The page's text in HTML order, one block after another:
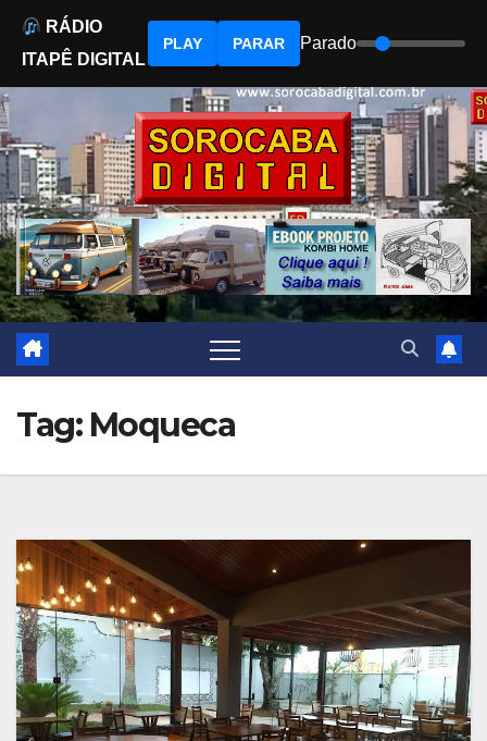
to
content
Tag: Moqueca
RÁDIO
ITAPÊ DIGITAL
PLAY PARAR Parado